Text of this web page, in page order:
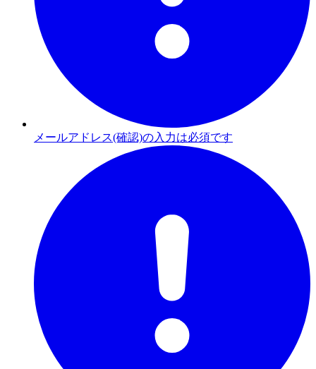
メールアドレス(確認)の入力は必須です